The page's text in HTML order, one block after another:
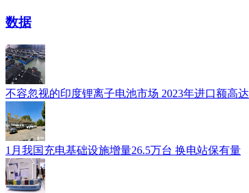
数据
不容忽视的印度锂离子电池市场 2023年进口额高达
1月我国充电基础设施增量26.5万台 换电站保有量